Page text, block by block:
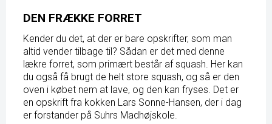
DEN FRÆKKE FORRET
Kender du det, at der er bare opskrifter, som man
altid vender tilbage til? Sådan er det med denne
lækre forret, som primært består af squash. Her kan
du også få brugt de helt store squash, og så er den
oven i købet nem at lave, og den kan fryses. Det er
en opskrift fra kokken Lars Sonne-Hansen, der i dag
er forstander på Suhrs Madhøjskole.